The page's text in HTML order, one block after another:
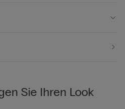
Sie Ihren Look